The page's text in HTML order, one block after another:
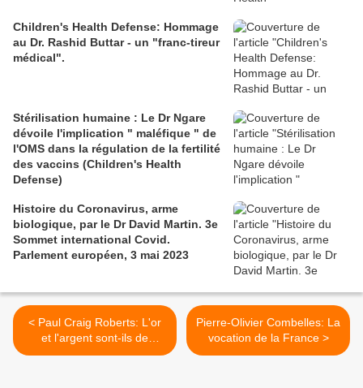
Children's Health Defense: Hommage
au Dr. Rashid Buttar - un "franc-tireur
médical".
Stérilisation humaine : Le Dr Ngare
dévoile l'implication " maléfique " de
l'OMS dans la régulation de la fertilité
des vaccins (Children's Health
Defense)
Histoire du Coronavirus, arme
biologique, par le Dr David Martin. 3e
Sommet international Covid.
Parlement européen, 3 mai 2023
< Paul Craig Roberts: L'or
et l'argent sont-ils de
l'argent ?
Pierre-Olivier Combelles: La
vocation de la France >